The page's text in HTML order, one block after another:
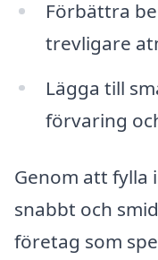
Förbättra
trevligare
Lägga till
förvaring
Genom att fylla
snabbt och
företag som